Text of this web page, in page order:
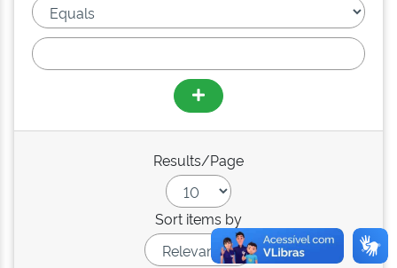
Results/Page
Sort items by